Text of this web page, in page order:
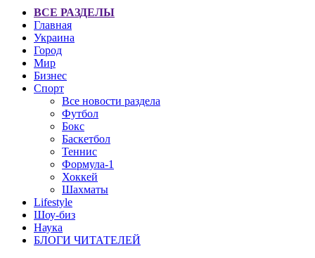
ВСЕ РАЗДЕЛЫ
Главная
Украина
Город
Мир
Бизнес
Спорт
Все новости раздела
Футбол
Бокс
Баскетбол
Теннис
Формула-1
Хоккей
Шахматы
Lifestyle
Шоу-биз
Наука
БЛОГИ ЧИТАТЕЛЕЙ